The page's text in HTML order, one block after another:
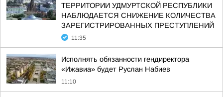
ТЕРРИТОРИИ УДМУРТСКОЙ РЕСПУБЛИКИ
НАБЛЮДАЕТСЯ СНИЖЕНИЕ КОЛИЧЕСТВА
ЗАРЕГИСТРИРОВАННЫХ ПРЕСТУПЛЕНИЙ
11:35
Исполнять обязанности гендиректора
«Ижавиа» будет Руслан Набиев
11:10